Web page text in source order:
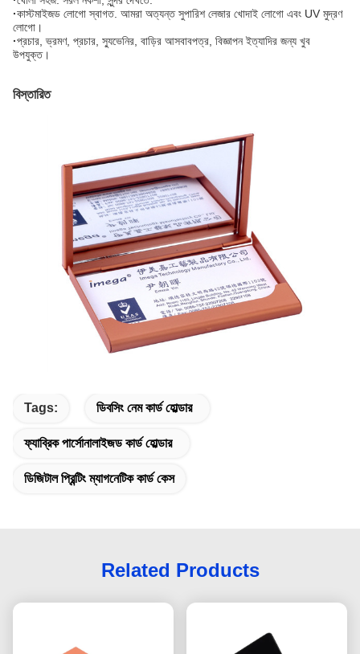
·কাস্টমাইজড লোগো স্বাগত. আমরা অত্যন্ত সুপারিশলেজার খোদাই লোগো এবং UV মুদ্রণ
লোগো।
·প্রচার, ভ্রমণ, প্রচার, স্যুভেনির, বাড়ির আসবাবপত্র, বিজ্ঞাপন ইত্যাদির জন্য খুব
উপযুক্ত।
বিস্তারিত
Tags: ডিবসিং নেম কার্ড হোল্ডার
ফ্যাব্রিক পার্সোনালাইজড কার্ড হোল্ডার
ডিজিটাল প্রিন্টিং ম্যাগনেটিক কার্ড কেস
Related Products